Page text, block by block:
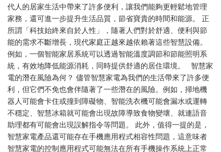
代人的居家生活中帶來了許多便利，讓我們能夠更輕鬆地管理
家務，還可進一步提升生活品質，節省寶貴的時間和能源。 正
所謂「科技始終來自於人性」，隨著人們對於舒適、便利與節
能的需求不斷增長，現代家庭正越來越依賴著這些智慧設備。
例如，一個智能家居系統可以透過智能溫度調節和節能照明系
統，有效地降低能源消耗，同時提供舒適的居住環境。 智慧家
電的潛在風險為何？ 儘管智慧家電為我們的生活帶來了許多便
利，但它們不免也會伴隨著了一些潛在的風險。例如，掃地機
器人可能會卡住或撞到障礙物、智能洗衣機可能會漏水或運轉
不穩定、智慧冰箱就可能會出現故障導致食物變壞、就連語音
助理都有可能會出現誤解指令等問題。 此外，值得一提的是，
智慧家電產品還可能存在手機應用程式相容性問題，這意味者
智慧家電的控制應用程式可能無法在所有手機操作系統上正常